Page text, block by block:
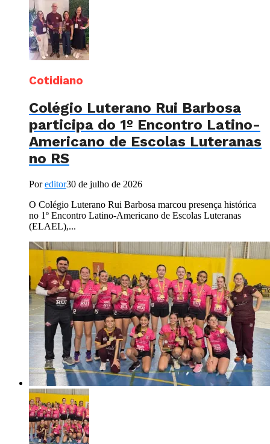
Cotidiano
Colégio Luterano Rui Barbosa
participa do 1º Encontro Latino-
Americano de Escolas Luteranas
no RS
Poreditor30 de julho de 2026
O Colégio Luterano Rui Barbosa marcou presença histórica
no 1º Encontro Latino-Americano de Escolas Luteranas
(ELAEL),...